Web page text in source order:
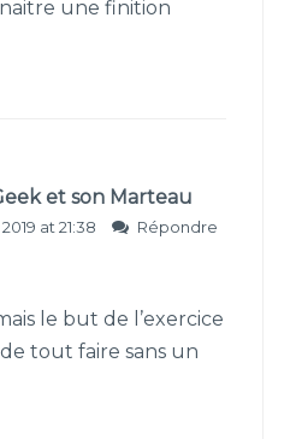
une finition
et son Marteau
at 21:38 Répondre
le but de l’exercice
tout faire sans un